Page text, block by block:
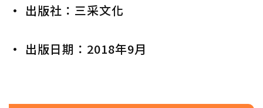
• 出版社：三采文化
• 出版日期：2018年9月